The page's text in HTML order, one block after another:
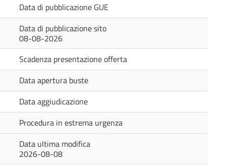
Data di pubblicazione GUE
Data di pubblicazione sito
08-08-2026
Scadenza presentazione offerta
Data apertura buste
Data aggiudicazione
Procedura in estrema urgenza
Data ultima modifica
2026-08-08